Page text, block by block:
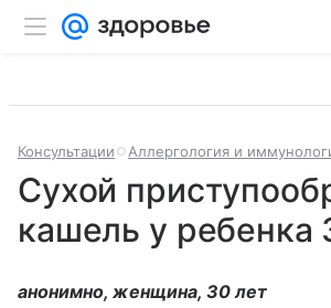
Консультации Аллергология и
Сухой
кашель у ребенка
анонимно, женщина, 30 лет